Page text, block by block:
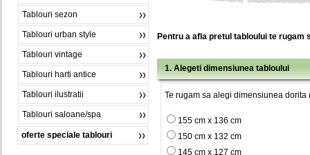
Tablouri sezon
Tablouri urban style
Tablouri vintage
Tablouri harti antice
Tablouri ilustratii
Tablouri saloane/spa
oferte speciale tablouri
Pentru a afla pretul tabloului te rugam
1. Alegeti dimensiunea tabloului
Te rugam sa alegi dimensiunea dorita
155 cm x 136 cm
150 cm x 132 cm
145 cm x 127 cm